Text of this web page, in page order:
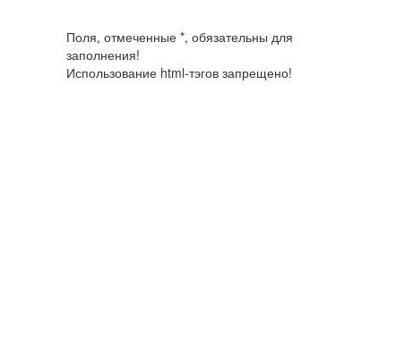
Поля, отмеченные *, обязательны для
заполнения!
Использование html-тэгов запрещено!